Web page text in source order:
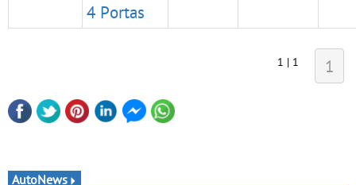
4 Portas
1 | 1 1
AutoNews